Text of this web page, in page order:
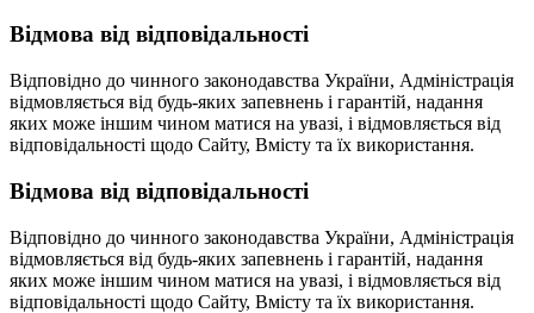
Відмова від відповідальності
Відповідно до чинного законодавства України, Адміністрація
відмовляється від будь-яких запевнень і гарантій, надання
яких може іншим чином матися на увазі, і відмовляється від
відповідальності щодо Сайту, Вмісту та їх використання.
Відмова від відповідальності
Відповідно до чинного законодавства України, Адміністрація
відмовляється від будь-яких запевнень і гарантій, надання
яких може іншим чином матися на увазі, і відмовляється від
відповідальності щодо Сайту, Вмісту та їх використання.